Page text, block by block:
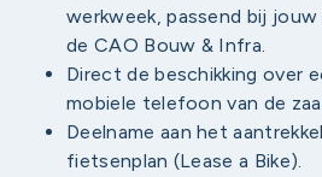
werkweek, passend bij
de CAO Bouw & Infra.
Direct de beschikking over
mobiele telefoon van de
Deelname aan het
fietsenplan (Lease a Bike).